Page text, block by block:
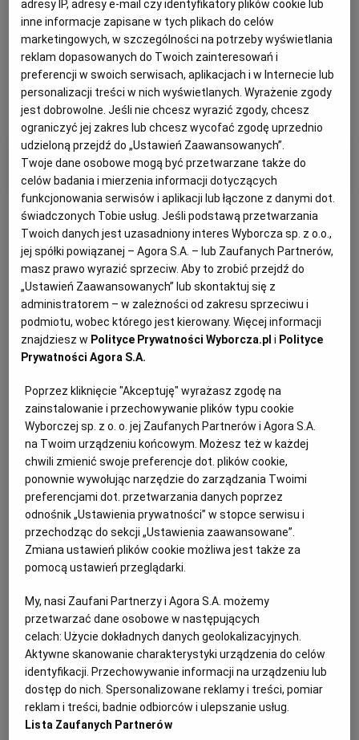
konkursów bez konieczności przeglądania Biuletynu
Informacji Publicznej poszczególnych zleceniodawców.
Filtry i kategorie
Otrzymuj wiadomości z najnowszymi ogłoszeniami
spełniającymi wybrane przez Ciebie kryteria.
Ustaw alert
Kat: Przetargi
Sortuj wg daty: od najnowszej
Ogłoszenia standardowe
BZP: „Dostawa sprzętu komputerowego - II” w
ramach projektu pn.: „Studio Mody”
Przetargi
Przetargi na dostawę
Ogłoszenie aktualne od2026-08-05do2026-09-05
BZP: Usługa ochrony osób i mienia w obiektach
Prokuratury Okręgowej w Łodzi i podległych jej
jednostkach organizacyjnych.
adresy IP, adresy e-mail czy identyfikatory plików cookie lub
inne informacje zapisane w tych plikach do celów
marketingowych, w szczególności na potrzeby wyświetlania
reklam dopasowanych do Twoich zainteresowań i
preferencji w swoich serwisach, aplikacjach i w Internecie lub
personalizacji treści w nich wyświetlanych. Wyrażenie zgody
jest dobrowolne. Jeśli nie chcesz wyrazić zgody, chcesz
ograniczyć jej zakres lub chcesz wycofać zgodę uprzednio
udzieloną przejdź do „Ustawień Zaawansowanych”.
Twoje dane osobowe mogą być przetwarzane także do
celów badania i mierzenia informacji dotyczących
funkcjonowania serwisów i aplikacji lub łączone z danymi dot.
świadczonych Tobie usług. Jeśli podstawą przetwarzania
Twoich danych jest uzasadniony interes Wyborcza sp. z o.o.,
jej spółki powiązanej – Agora S.A. – lub Zaufanych Partnerów,
masz prawo wyrazić sprzeciw. Aby to zrobić przejdź do
„Ustawień Zaawansowanych” lub skontaktuj się z
administratorem – w zależności od zakresu sprzeciwu i
podmiotu, wobec którego jest kierowany. Więcej informacji
znajdziesz w Polityce Prywatności Wyborcza.pl i Polityce
Prywatności Agora S.A.
Poprzez kliknięcie "Akceptuję" wyrażasz zgodę na
zainstalowanie i przechowywanie plików typu cookie
Wyborczej sp. z o. o. jej Zaufanych Partnerów i Agora S.A.
na Twoim urządzeniu końcowym. Możesz też w każdej
chwili zmienić swoje preferencje dot. plików cookie,
ponownie wywołując narzędzie do zarządzania Twoimi
preferencjami dot. przetwarzania danych poprzez
odnośnik „Ustawienia prywatności” w stopce serwisu i
przechodząc do sekcji „Ustawienia zaawansowane”.
Zmiana ustawień plików cookie możliwa jest także za
pomocą ustawień przeglądarki.
My, nasi Zaufani Partnerzy i Agora S.A. możemy
przetwarzać dane osobowe w następujących
celach:Użycie dokładnych danych geolokalizacyjnych.
Aktywne skanowanie charakterystyki urządzenia do celów
identyfikacji. Przechowywanie informacji na urządzeniu lub
dostęp do nich. Spersonalizowane reklamy i treści, pomiar
reklam i treści, badnie odbiorców i ulepszanie usług.
Lista Zaufanych Partnerów